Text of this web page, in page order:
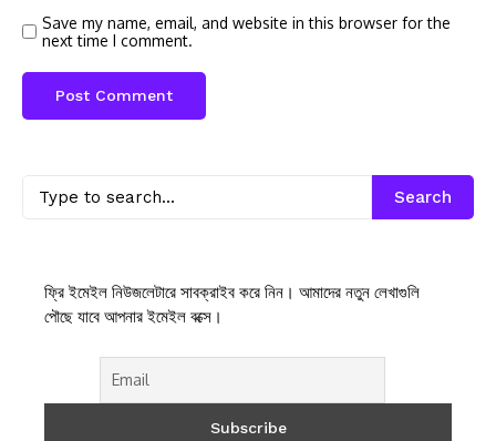
Save my name, email, and website in this browser for the
next time I comment.
Search
ফ্রি ইমেইল নিউজলেটারে সাবক্রাইব করে নিন। আমাদের নতুন লেখাগুলি
পৌছে যাবে আপনার ইমেইল বক্সে।